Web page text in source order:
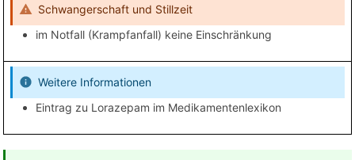
Schwangerschaft und Stillzeit
im Notfall (Krampfanfall) keine Einschränkung
Weitere Informationen
Eintrag zu Lorazepam im Medikamentenlexikon